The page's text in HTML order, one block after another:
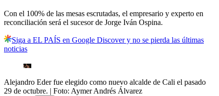
Con el 100% de las mesas escrutadas, el empresario y experto en
reconciliación será el sucesor de Jorge Iván Ospina.
Siga a EL PAÍS en Google Discover y no se pierda las últimas
noticias
Alejandro Eder fue elegido como nuevo alcalde de Cali el pasado
29 de octubre. | Foto: Aymer Andrés Álvarez